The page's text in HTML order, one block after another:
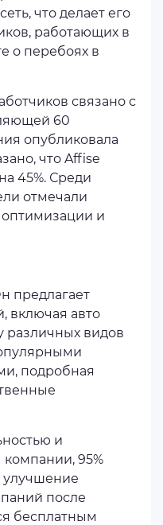
что делает его
работающих в
о перебоях в
связано с
60
опубликовала
что Affise
45%. Среди
отмечали
и
предлагает
включая авто
различных видов
подробная
и
95%
улучшение
после
бесплатным